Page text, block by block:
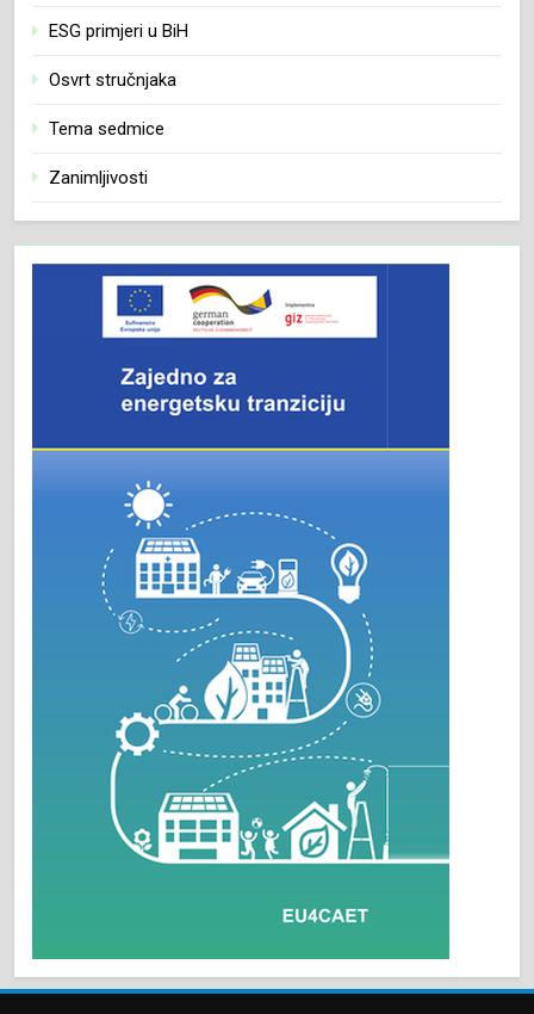
ESG primjeri u BiH
Osvrt stručnjaka
Tema sedmice
Zanimljivosti